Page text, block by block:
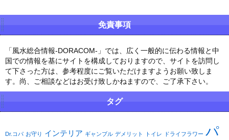
免責事項
「風水総合情報-DORACOM-」では、広く一般的に伝わる情報と中
国での情報を基にサイトを構成しておりますので、サイトを訪問し
て下さった方は、参考程度にご覧いただけますようお願い致しま
す。尚、ご相談などはお受け致しかねますので、ご了承下さい。
タグ
Dr.コパ お守り インテリア ギャンブル デメリット トイレ ドライフラワー パ